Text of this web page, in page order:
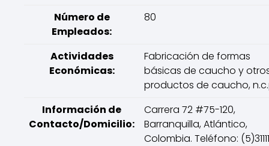
Número de
Empleados:
80
Actividades
Económicas:
Fabricación de formas
básicas de caucho y
productos de caucho,
Información de
Contacto/Domicilio:
Carrera 72 #75-120,
Barranquilla, Atlántico,
Colombia. Teléfono: